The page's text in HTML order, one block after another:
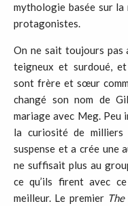
mythologie basée sur
protagonistes.
On ne sait toujours pas
teigneux et surdoué,
sont frère et sœur
changé son nom de
mariage avec Meg.
la curiosité de
suspense et a crée une
ne suffisait plus au
ce qu’ils firent avec
meilleur. Le premier